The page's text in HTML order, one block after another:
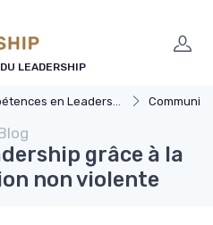
LEADERSHIP
en Leadership
grâce à la
non violente